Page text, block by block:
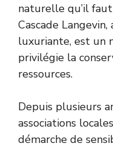
naturelle qu’il
Cascade
luxuriante, est un
privilégie la
ressources.
Depuis plusieurs
associations
démarche de